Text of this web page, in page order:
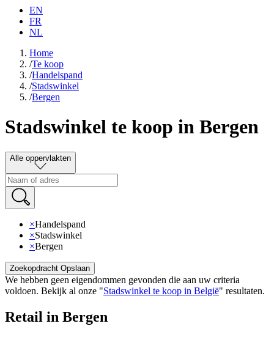
EN
FR
NL
Home
/Te koop
/Handelspand
/Stadswinkel
/Bergen
Stadswinkel te koop in Bergen
Alle oppervlakten
×Handelspand
×Stadswinkel
×Bergen
Zoekopdracht Opslaan
We hebben geen eigendommen gevonden die aan uw criteria
voldoen. Bekijk al onze "Stadswinkel te koop in België" resultaten.
Retail in Bergen